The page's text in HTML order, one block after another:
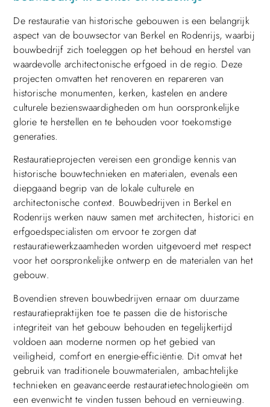
De restauratie van historische gebouwen is een belangrijk
aspect van de bouwsector van Berkel en Rodenrijs, waarbij
bouwbedrijf zich toeleggen op het behoud en herstel van
waardevolle architectonische erfgoed in de regio. Deze
projecten omvatten het renoveren en repareren van
historische monumenten, kerken, kastelen en andere
culturele bezienswaardigheden om hun oorspronkelijke
glorie te herstellen en te behouden voor toekomstige
generaties.
Restauratieprojecten vereisen een grondige kennis van
historische bouwtechnieken en materialen, evenals een
diepgaand begrip van de lokale culturele en
architectonische context. Bouwbedrijven in Berkel en
Rodenrijs werken nauw samen met architecten, historici en
erfgoedspecialisten om ervoor te zorgen dat
restauratiewerkzaamheden worden uitgevoerd met respect
voor het oorspronkelijke ontwerp en de materialen van het
gebouw.
Bovendien streven bouwbedrijven ernaar om duurzame
restauratiepraktijken toe te passen die de historische
integriteit van het gebouw behouden en tegelijkertijd
voldoen aan moderne normen op het gebied van
veiligheid, comfort en energie-efficiëntie. Dit omvat het
gebruik van traditionele bouwmaterialen, ambachtelijke
technieken en geavanceerde restauratietechnologieën om
een evenwicht te vinden tussen behoud en vernieuwing.